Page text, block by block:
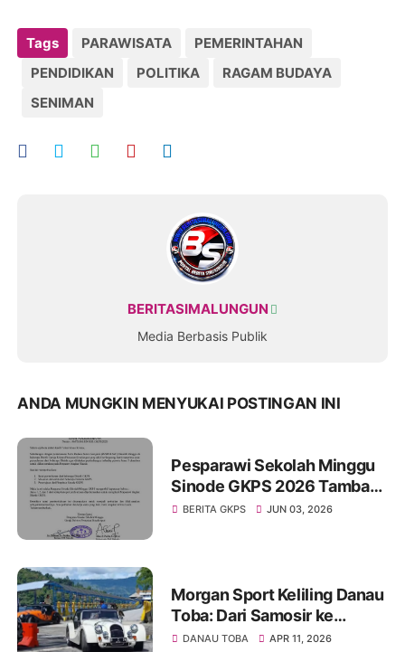
Tags PARAWISATA
PEMERINTAHAN
PENDIDIKAN
POLITIKA
RAGAM BUDAYA
SENIMAN
BERITASIMALUNGUN
Media Berbasis Publik
ANDA MUNGKIN MENYUKAI POSTINGAN INI
Pesparawi Sekolah Minggu
Sinode GKPS 2026 Tambah
Kuota Peserta, Juara III
BERITA GKPS JUN 03, 2026
Morgan Sport Keliling Danau
Toba: Dari Samosir ke
Siantar, Harmoni Sport
DANAU TOBA APR 11, 2026